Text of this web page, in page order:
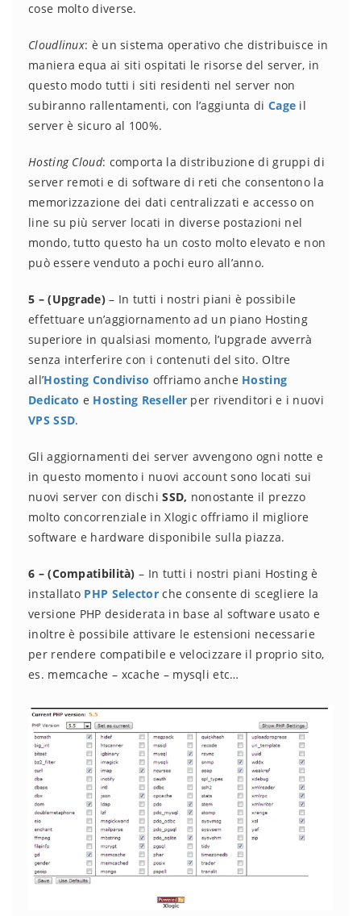
cose molto diverse.
Cloudlinux: è un sistema operativo che distribuisce in
maniera equa ai siti ospitati le risorse del server, in
questo modo tutti i siti residenti nel server non
subiranno rallentamenti, con l’aggiunta di Cage il
server è sicuro al 100%.
Hosting Cloud: comporta la distribuzione di gruppi di
server remoti e di software di reti che consentono la
memorizzazione dei dati centralizzati e accesso on
line su più server locati in diverse postazioni nel
mondo, tutto questo ha un costo molto elevato e non
può essere venduto a pochi euro all’anno.
5 – (Upgrade)– In tutti i nostri piani è possibile
effettuare un’aggiornamento ad un piano Hosting
superiore in qualsiasi momento, l’upgrade avverrà
senza interferire con i contenuti del sito. Oltre
all’Hosting Condiviso offriamo anche Hosting
Dedicato e Hosting Reseller per rivenditori e i nuovi
VPS SSD.
Gli aggiornamenti dei server avvengono ogni notte e
in questo momento i nuovi account sono locati sui
nuovi server con dischiSSD, nonostante il prezzo
molto concorrenziale in Xlogic offriamo il migliore
software e hardware disponibile sulla piazza.
6 – (Compatibilità) – In tutti i nostri piani Hosting è
installato PHP Selectorche consente di scegliere la
versione PHP desiderata in base al software usato e
inoltre è possibile attivare le estensioni necessarie
per rendere compatibile e velocizzare il proprio sito,
es. memcache – xcache – mysqli etc…